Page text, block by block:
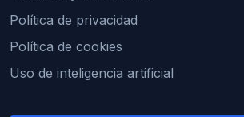
Política de privacidad
Política de cookies
Uso de inteligencia artificial